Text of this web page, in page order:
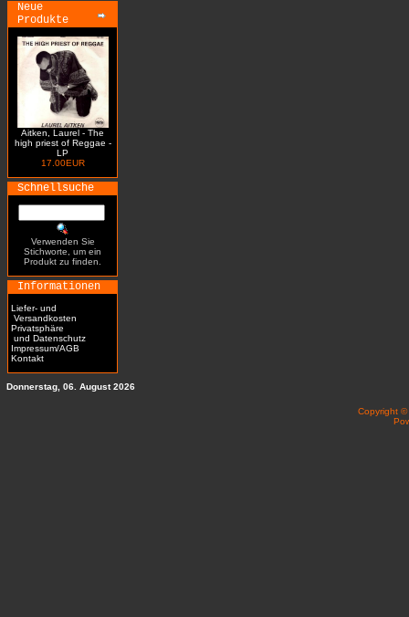
Neue
Produkte
Aitken, Laurel - The
high priest of Reggae -
LP
17.00EUR
Schnellsuche
Verwenden Sie
Stichworte, um ein
Produkt zu finden.
Informationen
Liefer- und
Versandkosten
Privatsphäre
und Datenschutz
Impressum/AGB
Kontakt
Donnerstag, 06. August 2026
Copyright